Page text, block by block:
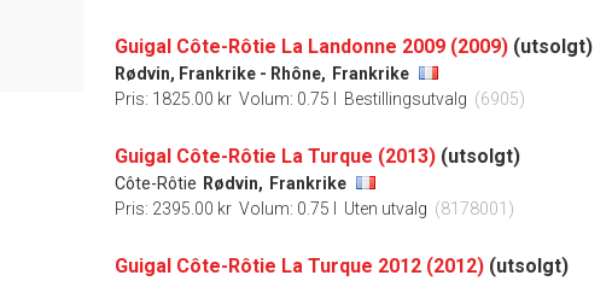
Guigal Côte-Rôtie La Landonne 2009 (2009) (utsolgt)
Rødvin, Frankrike - Rhône, Frankrike
Pris: 1825.00 kr Volum: 0.75 l Bestillingsutvalg (6905)
Guigal Côte-Rôtie La Turque (2013) (utsolgt)
Côte-Rôtie Rødvin, Frankrike
Pris: 2395.00 kr Volum: 0.75 l Uten utvalg (8178001)
Guigal Côte-Rôtie La Turque 2012 (2012) (utsolgt)